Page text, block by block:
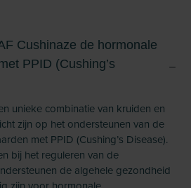
Cushinaze de hormonale
PPID (Cushing’s
unieke combinatie van kruiden en
zijn op het ondersteunen van de
met PPID (Cushing’s Disease).
bij het reguleren van de
de algehele gezondheid